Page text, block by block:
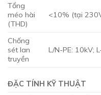
Tổng
méo hài
(THD)
<10% (tại
Chống
sét lan
truyền
L/N-PE: 10kV;
ĐẶC TÍNH KỸ THUẬT